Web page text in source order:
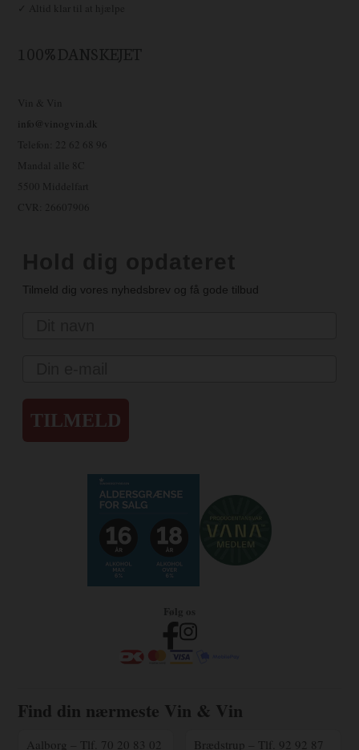
✓ Altid klar til at hjælpe
100% DANSKEJET
Vin & Vin
info@vinogvin.dk
Telefon: 22 62 68 96
Mandal alle 8C
5500 Middelfart
CVR: 26607906
Tilmeld dig vores nyhedsbrev og få gode tilbud
TILMELD
Følg os
Find din nærmeste Vin & Vin
Aalborg – Tlf. 70 20 83 02 Brædstrup – Tlf. 92 92 87